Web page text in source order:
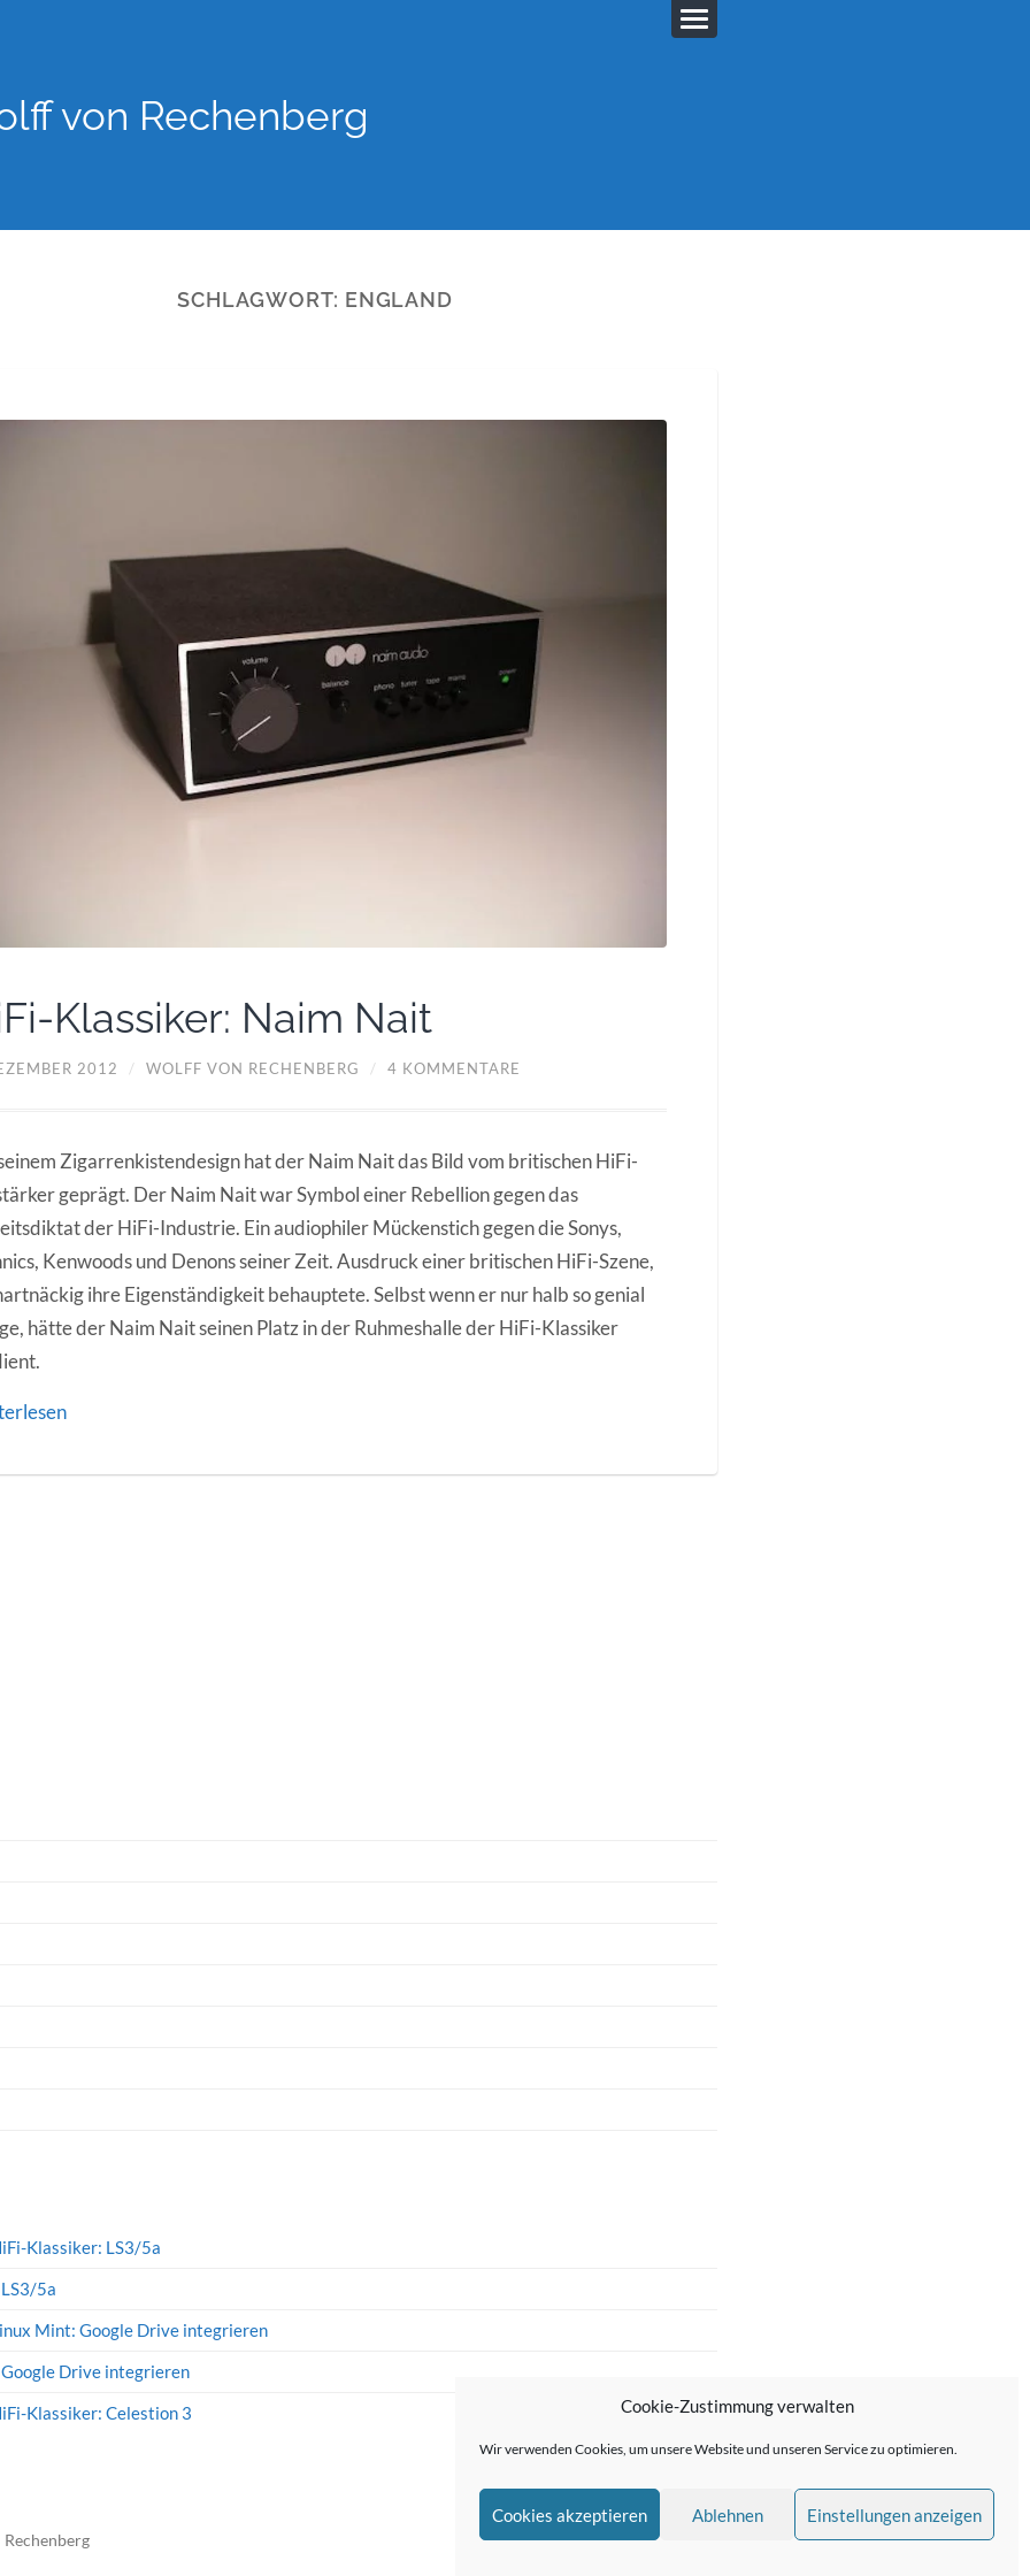
Cookie-Zustimmung verwalten
Wir verwenden Cookies, um unsere Website und unseren Service zu optimieren.
Cookies akzeptieren Ablehnen Einstellungen anzeigen
von Rechenberg
SCHLAGWORT: ENGLAND
Klassiker: Naim Nait
2012 / WOLFF VON RECHENBERG / 4 KOMMENTARE
Zigarrenkistendesign hat der Naim Nait das Bild vom britischen HiFi-
geprägt. Der Naim Nait war Symbol einer Rebellion gegen das
der HiFi-Industrie. Ein audiophiler Mückenstich gegen die Sonys,
Kenwoods und Denons seiner Zeit. Ausdruck einer britischen HiFi-Szene,
ihre Eigenständigkeit behauptete. Selbst wenn er nur halb so genial
hätte der Naim Nait seinen Platz in der Ruhmeshalle der HiFi-Klassiker
Klassiker: LS3/5a
5a
Mint: Google Drive integrieren
Drive integrieren
Klassiker: Celestion 3
Theme vonAnders Norén